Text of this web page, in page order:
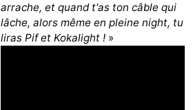
arrache, et quand t'as ton câble qui
lâche, alors même en pleine night, tu
liras Pif et Kokalight ! »